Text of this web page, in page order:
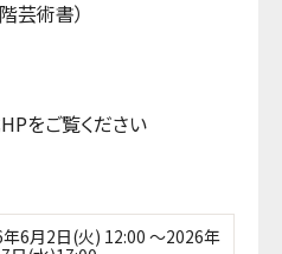
芸術書）
をご覧ください
6月2日(火) 12:00 ～2026年